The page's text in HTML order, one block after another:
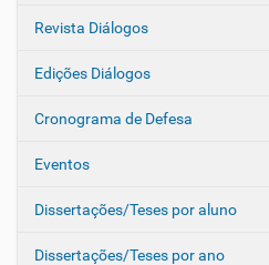
Revista Diálogos
Edições Diálogos
Cronograma de Defesa
Eventos
Dissertações/Teses por aluno
Dissertações/Teses por ano